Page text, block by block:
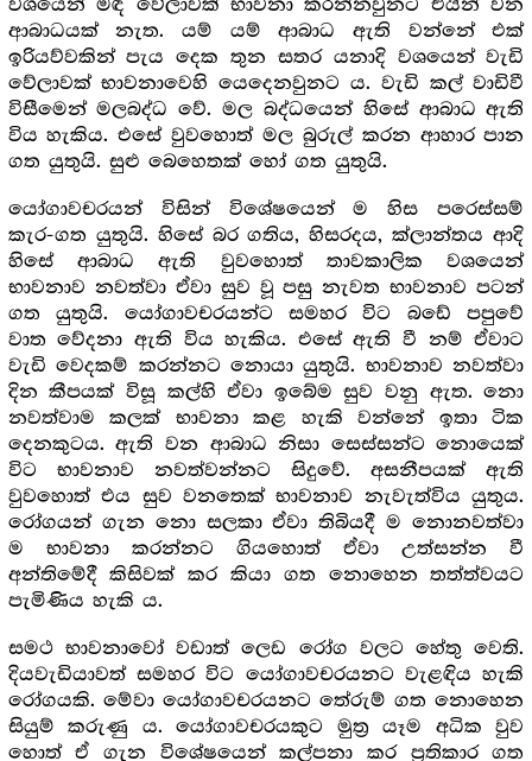
වශයෙන් මඳ වේලාවක් භාවනා කරන්නවුනට එයින් වන
ආබාධයක් නැත. යම් යම් ආබාධ ඇති වන්නේ එක්
ඉරියව්වකින් පැය දෙක තුන සතර යනාදි වශයෙන් වැඩි
වේලාවක් භාවනාවෙහි යෙදෙනවුනට ය. වැඩි කල් වාඩිවී
විසීමෙන් මලබද්ධ වේ. මල බද්ධයෙන් හිසේ ආබාධ ඇති
විය හැකිය. එසේ වුවහොත් මල බුරුල් කරන ආහාර පාන
ගත යුතුයි. සුළු බෙහෙතක් හෝ ගත යුතුයි.
යෝගාවචරයන් විසින් විශේෂයෙන් ම හිස පරෙස්සම්
කැර-ගත යුතුයි. හිසේ බර ගතිය, හිසරදය, ක්ලාන්තය ආදි
හිසේ ආබාධ ඇති වුවහොත් තාවකාලික වශයෙන්
භාවනාව නවත්වා ඒවා සුව වූ පසු නැවත භාවනාව පටන්
ගත යුතුයි. යෝගාවචරයන්ට සමහර විට බඩේ පපුවේ
වාත වේදනා ඇති විය හැකිය. එසේ ඇති වී නම් ඒවාට
වැඩි වෙදකම් කරන්නට නොයා යුතුයි. භාවනාව නවත්වා
දින කීපයක් විසූ කල්හි ඒවා ඉබේම සුව වනු ඇත. නො
නවත්වාම කලක් භාවනා කළ හැකි වන්නේ ඉතා ටික
දෙනකුටය. ඇති වන ආබාධ නිසා සෙස්සන්ට නොයෙක්
විට භාවනාව නවත්වන්නට සිදුවේ. අසනීපයක් ඇති
වුවහොත් එය සුව වනතෙක් භාවනාව නැවැත්විය යුතුය.
රෝගයන් ගැන නො සලකා ඒවා තිබියදී ම නොනවත්වා
ම භාවනා කරන්නට ගියහොත් ඒවා උත්සන්න වී
අන්තිමේදී කිසිවක් කර කියා ගත නොහෙන තත්ත්වයට
පැමිණිය හැකි ය.
සමථ භාවනාවෝ වඩාත් ලෙඩ රෝග වලට හේතු වෙති.
දියවැඩියාවත් සමහර විට යෝගාවචරයනට වැළඳිය හැකි
රෝගයකි. මේවා යෝගාවචරයනට තේරුම් ගත නොහෙන
සියුම් කරුණු ය. යෝගාවචරයකුට මුත්‍ර යෑම අධික වුව
හොත් ඒ ගැන විශේෂයෙන් කල්පනා කර ප්‍රතිකාර ගත